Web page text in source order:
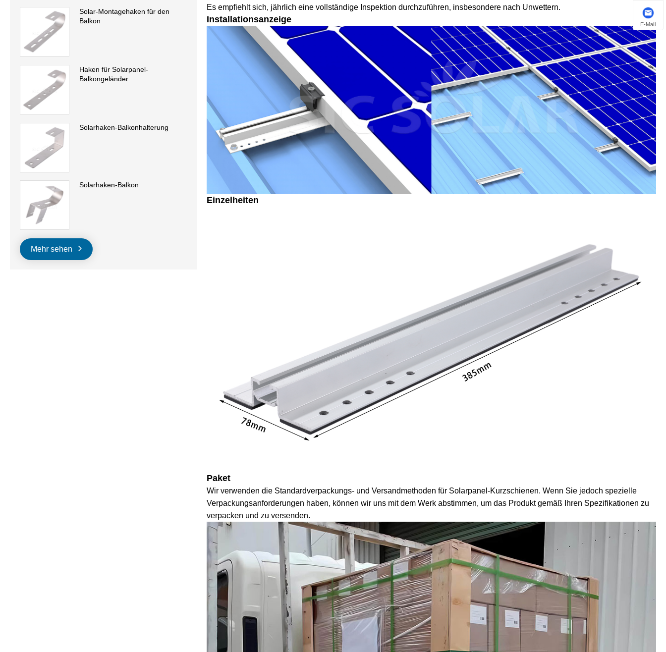
Solar-Montagehaken für den
Balkon
Haken für Solarpanel-
Balkongeländer
Solarhaken-Balkonhalterung
Solarhaken-Balkon
Mehr sehen
Es empfiehlt sich, jährlich eine vollständige Inspektion durchzuführen, insbesondere nach Unwettern.
Installationsanzeige
Einzelheiten
Paket
Wir verwenden die Standardverpackungs- und Versandmethoden für Solarpanel-Kurzschienen. Wenn Sie jedoch spezielle
Verpackungsanforderungen haben, können wir uns mit dem Werk abstimmen, um das Produkt gemäß Ihren Spezifikationen zu
verpacken und zu versenden.
E-Mail